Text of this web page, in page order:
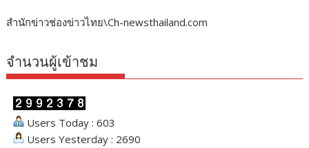
สำนักข่าวช่องข่าวไทย\Ch-newsthailand.com
จำนวนผู้เข้าชม
Users Today : 603
Users Yesterday : 2690